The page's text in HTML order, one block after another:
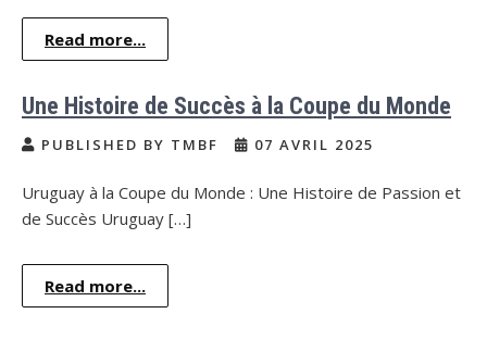
Read more...
Une Histoire de Succès à la Coupe du Monde
PUBLISHED BY TMBF 07 AVRIL 2025
Uruguay à la Coupe du Monde : Une Histoire de Passion et
de Succès Uruguay […]
Read more...